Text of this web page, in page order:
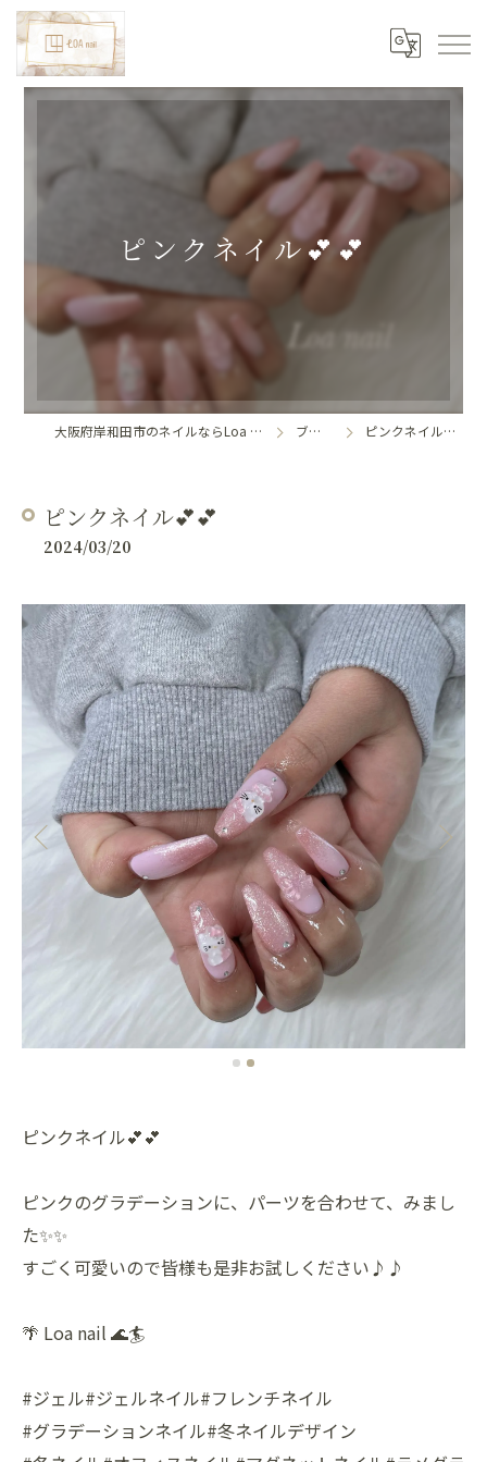
ピンクネイル💕💕
大阪府岸和田市のネイルならLoa nail ブログ ピンクネイル💕💕
ピンクネイル💕💕
2024/03/20
ピンクネイル💕💕
ピンクのグラデーションに、パーツを合わせて、みまし
た✨✨
すごく可愛いので皆様も是非お試しください♪♪
🌴 Loa nail 🌊🏄
#ジェル#ジェルネイル#フレンチネイル
#グラデーションネイル#冬ネイルデザイン